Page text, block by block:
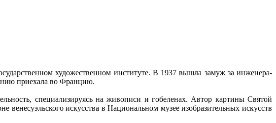
художественном институте. В 1937 вышла замуж за инженера-
приехала во Францию.
специализируясь на живописи и гобеленах. Автор картины Святой
искусства в Национальном музее изобразительных искусств